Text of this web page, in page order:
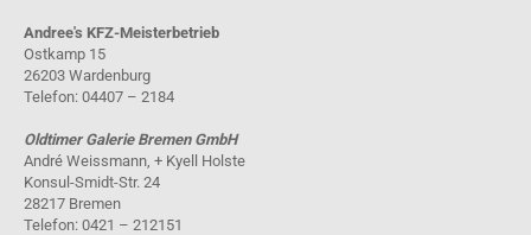
Andree's KFZ-Meisterbetrieb
Ostkamp 15
26203 Wardenburg
Telefon: 04407 – 2184
Oldtimer Galerie Bremen GmbH
André Weissmann, + Kyell Holste
Konsul-Smidt-Str. 24
28217 Bremen
Telefon: 0421 – 212151